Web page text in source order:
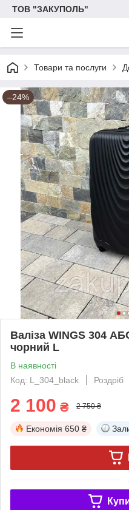
ТОВ "ЗАКУПОЛЬ"
Товари та послуги
–24%
Валіза WINGS 304
чорний L
В наявності
Код: L_304_black
Роздріб
2 100 ₴ 2 750 ₴
Економія 650 ₴